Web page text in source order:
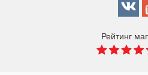
Рейтинг